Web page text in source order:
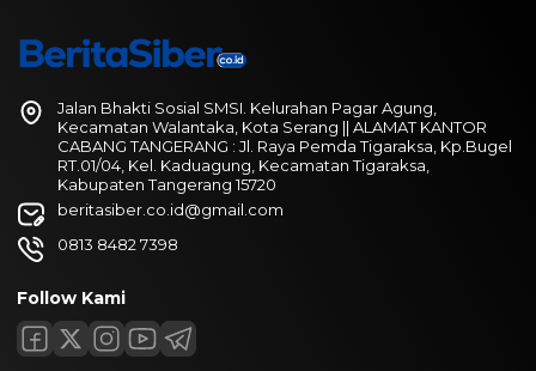
Jalan Bhakti Sosial SMSI. Kelurahan Pagar Agung,
Kecamatan Walantaka, Kota Serang || ALAMAT KANTOR
CABANG TANGERANG : Jl. Raya Pemda Tigaraksa, Kp.Bugel
RT.01/04, Kel. Kaduagung, Kecamatan Tigaraksa,
Kabupaten Tangerang 15720
beritasiber.co.id@gmail.com
0813 8482 7398
Follow Kami